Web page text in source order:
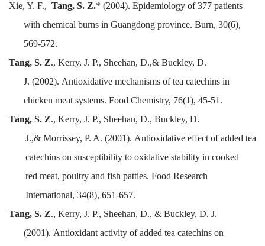
Xie, Y. F., Tang, S. Z.* (2004). Epidemiology of 377 patients
with chemical burns in Guangdong province. Burn, 30(6),
569-572.
Tang, S. Z., Kerry, J. P., Sheehan, D.,& Buckley, D.
J. (2002). Antioxidative mechanisms of tea catechins in
chicken meat systems. Food Chemistry, 76(1), 45-51.
Tang, S. Z., Kerry, J. P., Sheehan, D., Buckley, D.
J.,& Morrissey, P. A. (2001). Antioxidative effect of added tea
catechins on susceptibility to oxidative stability in cooked
red meat, poultry and fish patties. Food Research
International, 34(8), 651-657.
Tang, S. Z., Kerry, J. P., Sheehan, D., & Buckley, D. J.
(2001). Antioxidant activity of added tea catechins on